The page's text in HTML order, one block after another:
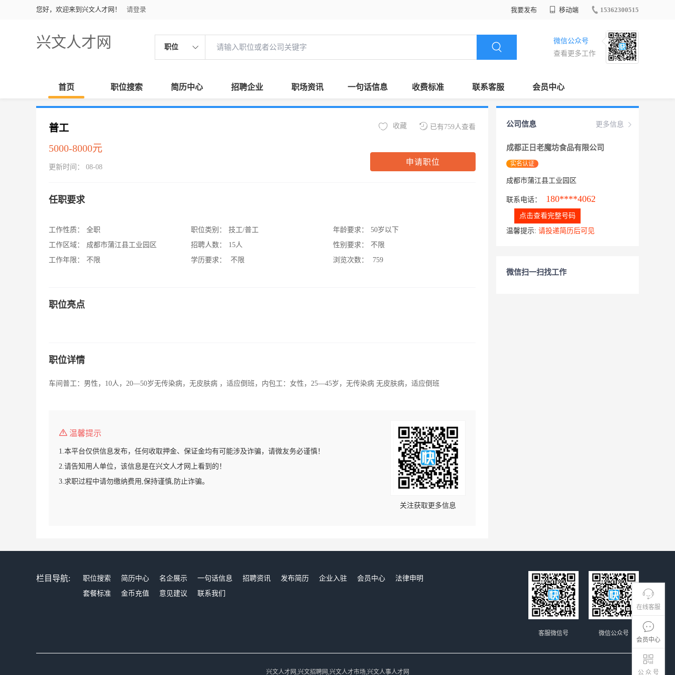
您好，欢迎来到兴文人才网！ 请登录 我要发布 移动端 15362300515
兴文人才网 职位
微信公众号
查看更多工作
首页 职位搜索 简历中心 招聘企业 职场资讯 一句话信息 收费标准 联系客服 会员中心
在线客服
会员中心
公 众 号
普工
5000-8000元
更新时间： 08-08
已有759人查看
收藏
申请职位
任职要求
工作性质：
全职
工作区域：
成都市蒲江县工业园区
工作年限：
不限
职位类别：
技工/普工
招聘人数：
15人
学历要求：
不限
年龄要求：
50岁以下
性别要求：
不限
浏览次数：
759
职位亮点
职位详情
车间普工：男性，10人，20—50岁无传染病，无皮肤病 ，适应倒班，内包工：女性，25—45岁，无传染病 无皮肤病，适应倒班
温馨提示
1.本平台仅供信息发布，任何收取押金、保证金均有可能涉及诈骗，请微友务必谨慎！
2.请告知用人单位，该信息是在兴文人才网上看到的！
3.求职过程中请勿缴纳费用,保持谨慎,防止诈骗。
关注获取更多信息
更多信息
公司信息
成都正日老魔坊食品有限公司
实名认证
成都市蒲江县工业园区
联系电话： 180****4062
点击查看完整号码
温馨提示: 请投递简历后可见
微信扫一扫找工作
栏目导航: 职位搜索 简历中心 名企展示 一句话信息 招聘资讯 发布简历 企业入驻 会员中心
法律申明
套餐标准
金币充值 意见建议 联系我们
微信公众号
客服微信号
兴文人才网,兴文招聘网,兴文人才市场,兴文人事人才网